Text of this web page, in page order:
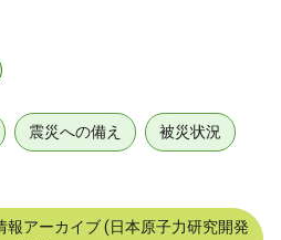
震災への備え 被災状況
報アーカイブ (日本原子力研究開発